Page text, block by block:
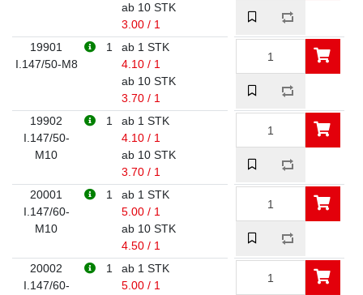
ab 10 STK
3.00 / 1
19901
I.147/50-M8
1
ab 1 STK
4.10 / 1
ab 10 STK
3.70 / 1
19902
I.147/50-
M10
1
ab 1 STK
4.10 / 1
ab 10 STK
3.70 / 1
20001
I.147/60-
M10
1
ab 1 STK
5.00 / 1
ab 10 STK
4.50 / 1
20002
I.147/60-
1
ab 1 STK
5.00 / 1